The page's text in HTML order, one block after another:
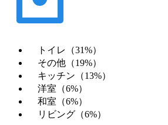
トイレ（31%）
その他（19%）
キッチン（13%）
洋室（6%）
和室（6%）
リビング（6%）